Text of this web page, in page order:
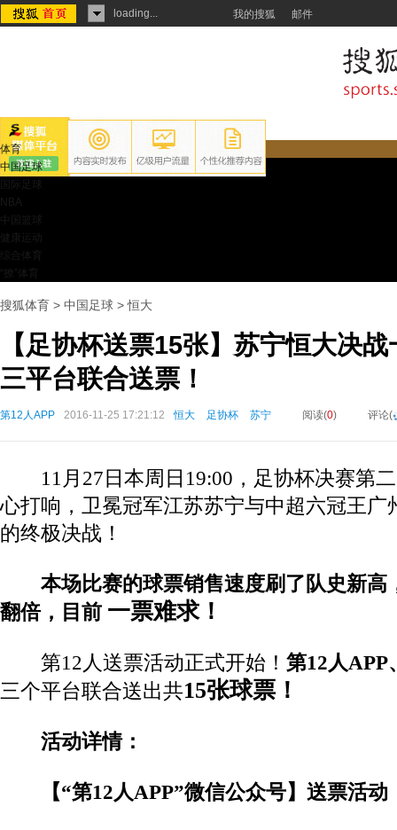
loading... 我的搜狐 邮件
体育
中国足球
健康运动
搜狐体育 > 中国足球 >恒大
【足协杯送票15张】苏宁恒大决
三平台联合送票！
第12人APP 2016-11-25 17:21:12 恒大 足协杯 苏宁 阅读(0) 评论(
11月27日本周日19:00，足协杯决赛第
心打响，卫冕冠军江苏苏宁与中超六冠王广
的终极决战！
本场比赛的球票销售速度刷了队史新高
翻倍，目前 一票难求！
第12人送票活动正式开始！ 第12人APP
三个平台联合送出共15张球票！
活动详情：
【“第12人APP”微信公众号】送票活动